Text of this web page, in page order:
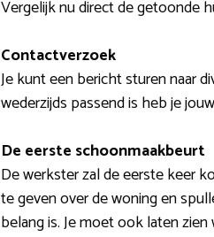
Vergelijk nu direct de getoonde
Contactverzoek
Je kunt een bericht sturen naar
wederzijds passend is heb je
De eerste schoonmaakbeurt
De werkster zal de eerste keer
te geven over de woning en
belang is. Je moet ook laten